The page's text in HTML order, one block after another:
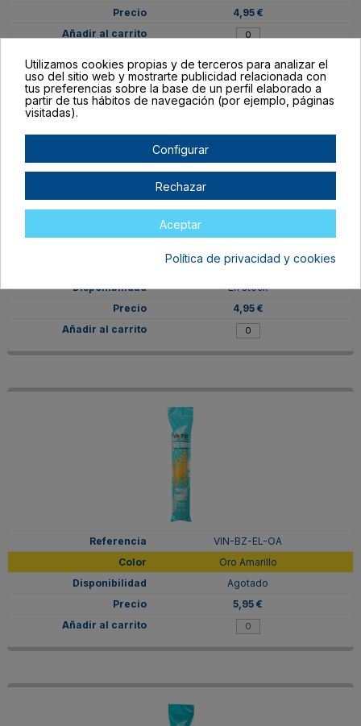
4,95 €
Rojo Vivo
En stock
4,95 €
VIN-BZ-EL-OA
Oro Amarillo
Agotado
5,95 €
Utilizamos cookies propias y de terceros para analizar el
uso del sitio web y mostrarte publicidad relacionada con
tus preferencias sobre la base de un perfil elaborado a
partir de tus hábitos de navegación (por ejemplo, páginas
visitadas).
Configurar
Rechazar
Aceptar
Política de privacidad y cookies